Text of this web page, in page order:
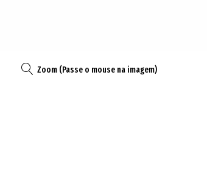
Zoom (Passe o mouse na imagem)